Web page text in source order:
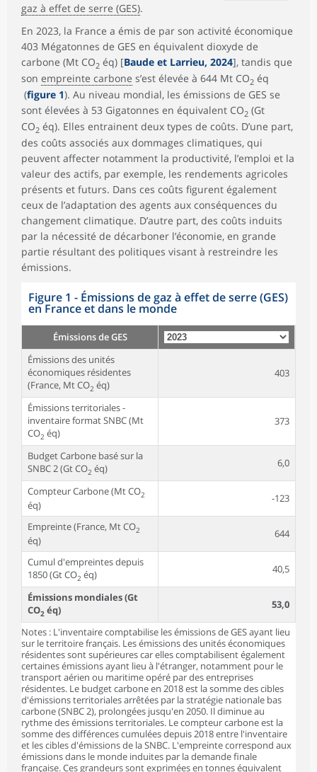
gaz à effet de serre (GES).
En 2023, la France a émis de par son activité économique
403 Mégatonnes de GES en équivalent dioxyde de
carbone (Mt CO2 éq) [Baude et Larrieu, 2024], tandis que
son empreinte carbone s’est élevée à 644 Mt CO2 éq
(figure 1). Au niveau mondial, les émissions de GES se
sont élevées à 53 Gigatonnes en équivalent CO2 (Gt
CO2 éq). Elles entrainent deux types de coûts. D’une part,
des coûts associés aux dommages climatiques, qui
peuvent affecter notamment la productivité, l’emploi et la
valeur des actifs, par exemple, les rendements agricoles
présents et futurs. Dans ces coûts figurent également
ceux de l’adaptation des agents aux conséquences du
changement climatique. D’autre part, des coûts induits
par la nécessité de décarboner l’économie, en grande
partie résultant des politiques visant à restreindre les
émissions.
Figure 1 - Émissions de gaz à effet de serre (GES)
en France et dans le monde
Émissions de GES
Émissions des unités
économiques résidentes
(France, Mt CO2 éq)
403
Émissions territoriales -
inventaire format SNBC (Mt
CO2 éq)
373
Budget Carbone basé sur la
SNBC 2 (Gt CO2 éq) 6,0
Compteur Carbone (Mt CO2
éq)
-123
Empreinte (France, Mt CO2
éq)
644
Cumul d'empreintes depuis
1850 (Gt CO2 éq) 40,5
Émissions mondiales (Gt
CO2 éq) 53,0
Notes : L'inventaire comptabilise les émissions de GES ayant lieu
sur le territoire français. Les émissions des unités économiques
résidentes sont supérieures car elles comptabilisent également
certaines émissions ayant lieu à l'étranger, notamment pour le
transport aérien ou maritime opéré par des entreprises
résidentes. Le budget carbone en 2018 est la somme des cibles
d'émissions territoriales arrêtées par la stratégie nationale bas
carbone (SNBC 2), prolongées jusqu'en 2050. Il diminue au
rythme des émissions territoriales. Le compteur carbone est la
somme des différences cumulées depuis 2018 entre l'inventaire
et les cibles d'émissions de la SNBC. L'empreinte correspond aux
émissions dans le monde induites par la demande finale
française. Ces grandeurs sont exprimées en tonnes équivalent